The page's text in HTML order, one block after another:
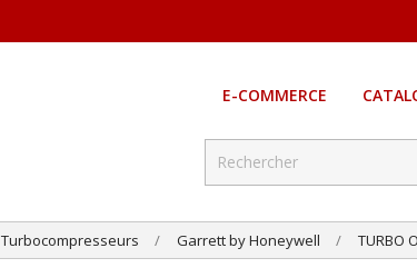
E-COMMERCE
Turbocompresseurs Garrett by Honeywell TURBO